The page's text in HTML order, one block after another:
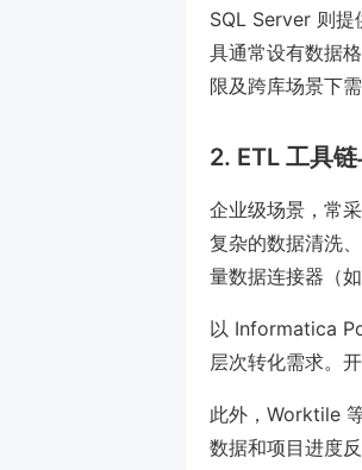
SQL Server 则
具通常设有数据
限及跨库场景下
2. ETL 工具
企业级场景，常
复杂的数据清洗
量数据连接器（
以 Informatica
层次转化需求。
此外，Worktile
数据和项目进度